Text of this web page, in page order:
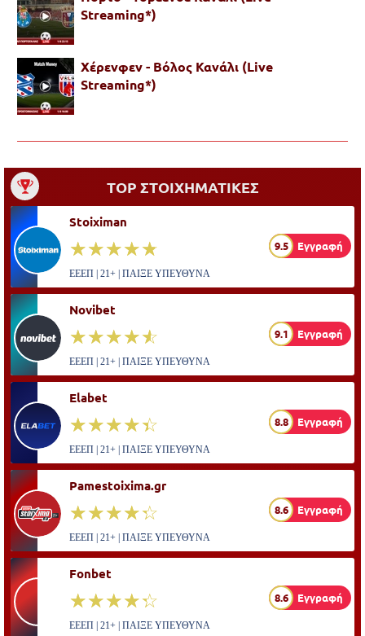
Streaming*)
Χέρενφεν - Βόλος Κανάλι (Live
Streaming*)
TOP ΣΤΟΙΧΗΜΑΤΙΚΕΣ
Stoiximan
☆☆☆☆☆
★★★★★ 9.5 Εγγραφή
ΕΕΕΠ | 21+ | ΠΑΙΞΕ ΥΠΕΥΘΥΝΑ
Novibet
☆☆☆☆☆
★★★★★ 9.1 Εγγραφή
ΕΕΕΠ | 21+ | ΠΑΙΞΕ ΥΠΕΥΘΥΝΑ
Elabet
☆☆☆☆☆
★★★★★ 8.8 Εγγραφή
ΕΕΕΠ | 21+ | ΠΑΙΞΕ ΥΠΕΥΘΥΝΑ
Pamestoixima.gr
☆☆☆☆☆
★★★★★ 8.6 Εγγραφή
ΕΕΕΠ | 21+ | ΠΑΙΞΕ ΥΠΕΥΘΥΝΑ
Fonbet
☆☆☆☆☆
★★★★★ 8.6 Εγγραφή
ΕΕΕΠ | 21+ | ΠΑΙΞΕ ΥΠΕΥΘΥΝΑ